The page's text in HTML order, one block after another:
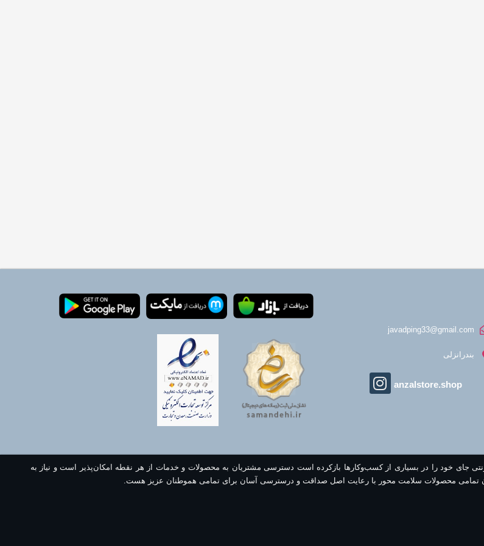
javadping33@gmail.com
بندرانزلی
anzalstore.shop
جای خود را در بسیاری از کسب‌وکارها بازکرده است دسترسی مشتریان به محصولات و خدمات از هر نقطه امکان‌پذیر است و نیاز به
تمامی محصولات سلامت محور با رعایت اصل صداقت و درسترسی آسان برای تمامی هموطنان عزیز هست.